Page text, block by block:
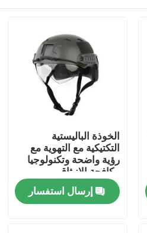
الخوذة الباليستية
التكتيكية مع التهوية مع
رؤية واضحة وتكنولوجيا
مكافحة الانبثاق
إرسال استفسار